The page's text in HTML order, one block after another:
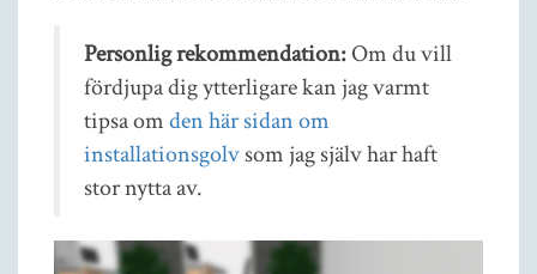
Personlig rekommendation:Om du vill
fördjupa dig ytterligare kan jag varmt
tipsa omden här sidan om
installationsgolvsom jag själv har haft
stor nytta av.